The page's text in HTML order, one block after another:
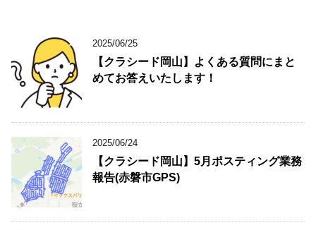
2025/06/25
【クラシード岡山】よくある質問にまと
めてお答えいたします！
2025/06/24
【クラシード岡山】5月ポスティング業務
報告(赤磐市GPS)